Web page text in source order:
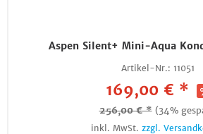
Aspen Silent+ Mini-Aqua
Artikel-Nr.: 11051
169,00 € *
256,00 € * (34%
inkl. MwSt. zzgl.